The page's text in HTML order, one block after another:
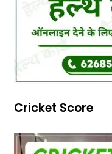
Cricket Score